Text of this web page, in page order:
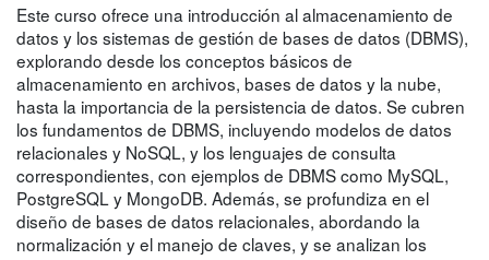
Este curso ofrece una introducción al almacenamiento de
datos y los sistemas de gestión de bases de datos (DBMS),
explorando desde los conceptos básicos de
almacenamiento en archivos, bases de datos y la nube,
hasta la importancia de la persistencia de datos. Se cubren
los fundamentos de DBMS, incluyendo modelos de datos
relacionales y NoSQL, y los lenguajes de consulta
correspondientes, con ejemplos de DBMS como MySQL,
PostgreSQL y MongoDB. Además, se profundiza en el
diseño de bases de datos relacionales, abordando la
normalización y el manejo de claves, y se analizan los